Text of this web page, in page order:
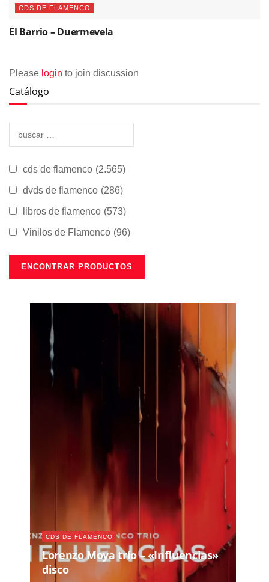
CDS DE FLAMENCO
El Barrio – Duermevela
Please login to join discussion
Catálogo
cds de flamenco (2.565)
dvds de flamenco (286)
libros de flamenco (573)
Vinilos de Flamenco (96)
CDS DE FLAMENCO
Lorenzo Moya trío – «Influencias»
disco